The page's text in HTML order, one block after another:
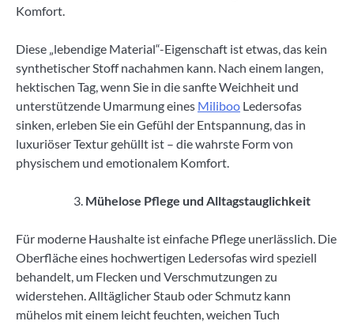
Komfort.
Diese „lebendige Material“-Eigenschaft ist etwas, das kein
synthetischer Stoff nachahmen kann. Nach einem langen,
hektischen Tag, wenn Sie in die sanfte Weichheit und
unterstützende Umarmung eines Miliboo Ledersofas
sinken, erleben Sie ein Gefühl der Entspannung, das in
luxuriöser Textur gehüllt ist – die wahrste Form von
physischem und emotionalem Komfort.
Mühelose Pflege und Alltagstauglichkeit
Für moderne Haushalte ist einfache Pflege unerlässlich. Die
Oberfläche eines hochwertigen Ledersofas wird speziell
behandelt, um Flecken und Verschmutzungen zu
widerstehen. Alltäglicher Staub oder Schmutz kann
mühelos mit einem leicht feuchten, weichen Tuch